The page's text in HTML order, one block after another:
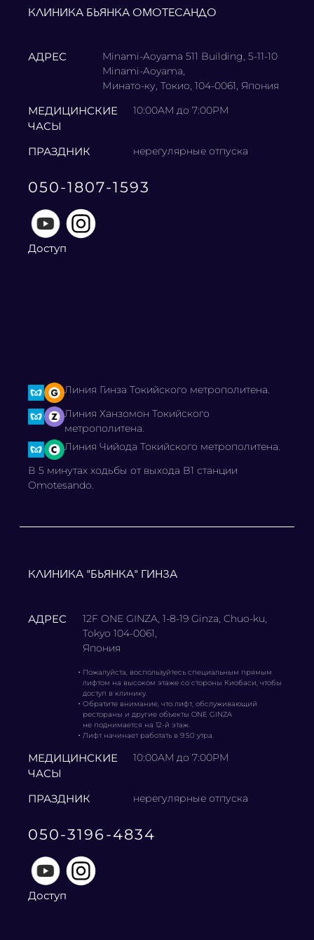
КЛИНИКА БЬЯНКА ОМОТЕСАНДО
АДРЕС
Minami-Aoyama 511 Building, 5-11-10
Minami-Aoyama,
Минато-ку, Токио, 104-0061, Япония
МЕДИЦИНСКИЕ
ЧАСЫ
10:00AM до 7:00PM
ПРАЗДНИК нерегулярные отпуска
050-1807-1593
Доступ
Линия Гинза Токийского метрополитена.
Линия Ханзомон Токийского
метрополитена.
Линия Чийода Токийского метрополитена.
В 5 минутах ходьбы от выхода B1 станции
Omotesando.
КЛИНИКА "БЬЯНКА" ГИНЗА
АДРЕС
12F ONE GINZA, 1-8-19 Ginza, Chuo-ku,
Tokyo 104-0061,
Япония
・ Пожалуйста, воспользуйтесь специальным прямым
лифтом на высоком этаже со стороны Киобаси, чтобы
доступ в клинику.
・ Обратите внимание, что лифт, обслуживающий
рестораны и другие объекты ONE GINZA
не поднимается на 12-й этаж.
・ Лифт начинает работать в 9:50 утра.
МЕДИЦИНСКИЕ
ЧАСЫ
10:00AM до 7:00PM
ПРАЗДНИК нерегулярные отпуска
050-3196-4834
Доступ